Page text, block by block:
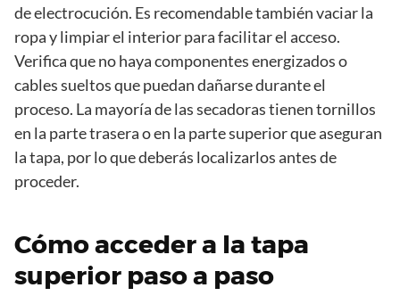
de electrocución. Es recomendable también vaciar la
ropa y limpiar el interior para facilitar el acceso.
Verifica que no haya componentes energizados o
cables sueltos que puedan dañarse durante el
proceso. La mayoría de las secadoras tienen tornillos
en la parte trasera o en la parte superior que aseguran
la tapa, por lo que deberás localizarlos antes de
proceder.
Cómo acceder a la tapa
superior paso a paso